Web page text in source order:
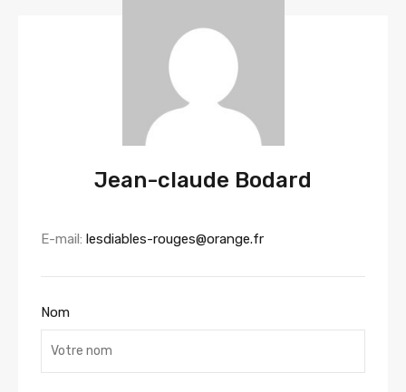
Jean-claude Bodard
E-mail: lesdiables-rouges@orange.fr
Nom